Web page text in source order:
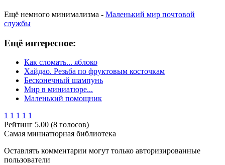
Ещё немного минимализма - Маленький мир почтовой
службы
Ещё интересное:
Как сломать... яблоко
Хайдао. Резьба по фруктовым косточкам
Бесконечный шампунь
Мир в миниатюре...
Маленький помощник
1 1 1 1 1
Рейтинг 5.00 (8 голосов)
Самая миниатюрная библиотека
Оставлять комментарии могут только авторизированные
пользователи